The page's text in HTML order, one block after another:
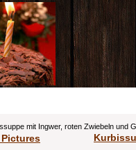
mit Ingwer, roten Zwiebeln und